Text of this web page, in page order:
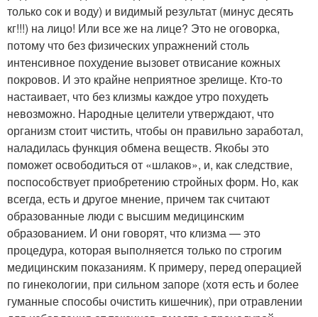
только сок и воду) и видимый результат (минус десять
кг!!!) на лицо! Или все же на лице? Это не оговорка,
потому что без физических упражнений столь
интенсивное похудение вызовет отвисание кожных
покровов. И это крайне неприятное зрелище. Кто-то
настаивает, что без клизмы каждое утро похудеть
невозможно. Народные целители утверждают, что
организм стоит чистить, чтобы он правильно заработал,
наладилась функция обмена веществ. Якобы это
поможет освободиться от «шлаков», и, как следствие,
поспособствует приобретению стройных форм. Но, как
всегда, есть и другое мнение, причем так считают
образованные люди с высшим медицинским
образованием. И они говорят, что клизма — это
процедура, которая выполняется только по строгим
медицинским показаниям. К примеру, перед операцией
по гинекологии, при сильном запоре (хотя есть и более
гуманные способы очистить кишечник), при отравлении